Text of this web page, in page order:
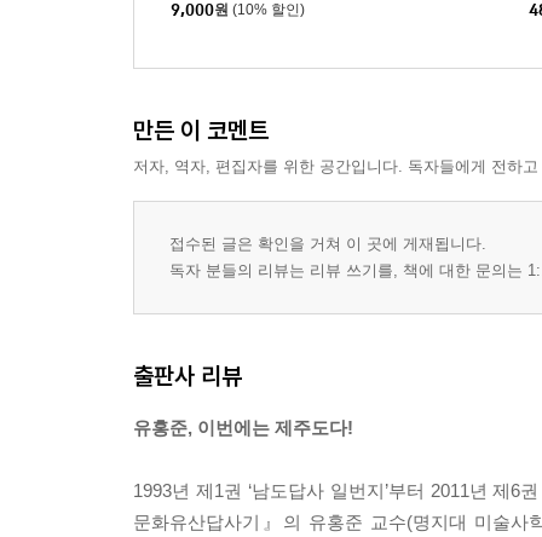
아, 다녀가셨군요
제주의 서남쪽 3―대정 추사 유배지
세한도를 그릴 거나, 수선화를 노래할 거나
유배지로 가는 길 / 위리안치 / 아내에게 보낸 편지 /
찾아오는 제자들 / 「세한도」 / 추사의 귤중옥 / 수
제주 추사관 / 대정읍성 / 삼의사비 / 대정향교 / 인
육군 제1훈련소 / 강병대 교회 / 모슬포
순종을 지키고 고향을 지키련다
천연기념물 347호 제주마 / 제주마 방목장 / 사려니
9,000원 (10% 할인)
만든 이 코멘트
저자, 역자, 편집자를 위한 공간입니다. 독자들에게 전하
접수된 글은 확인을 거쳐 이 곳에 게재됩니다.
독자 분들의 리뷰는 리뷰 쓰기를, 책에 대한 문의는
출판사 리뷰
유홍준, 이번에는 제주도다!
1993년 제1권 ‘남도답사 일번지’부터 2011년 제6
문화유산답사기』의 유홍준 교수(명지대 미술사